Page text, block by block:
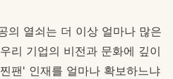
의 열쇠는 더 이상 얼마나 많은
리 기업의 비전과 문화에 깊이
팬' 인재를 얼마나 확보하느냐